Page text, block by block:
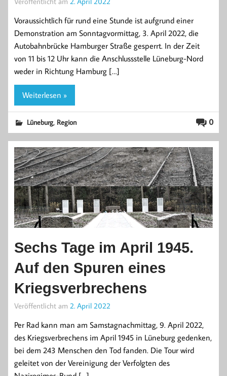
Voraussichtlich für rund eine Stunde ist aufgrund einer
Demonstration am Sonntagvormittag, 3. April 2022, die
Autobahnbrücke Hamburger Straße gesperrt. In der Zeit
von 11 bis 12 Uhr kann die Anschlussstelle Lüneburg-Nord
weder in Richtung Hamburg […]
Weiterlesen »
0
Lüneburg, Region
Sechs Tage im April 1945.
Auf den Spuren eines
Kriegsverbrechens
Veröffentlicht am 2. April 2022
Per Rad kann man am Samstagnachmittag, 9. April 2022,
des Kriegsverbrechens im April 1945 in Lüneburg gedenken,
bei dem 243 Menschen den Tod fanden. Die Tour wird
geleitet von der Vereinigung der Verfolgten des